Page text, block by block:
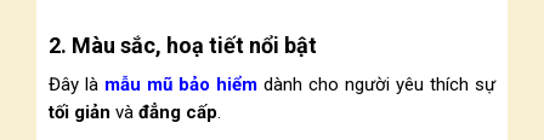
2. Màu sắc, hoạ tiết nổi bật
Đây là mẫu mũ bảo hiểm dành cho người yêu thích sự
tối giản và đẳng cấp.